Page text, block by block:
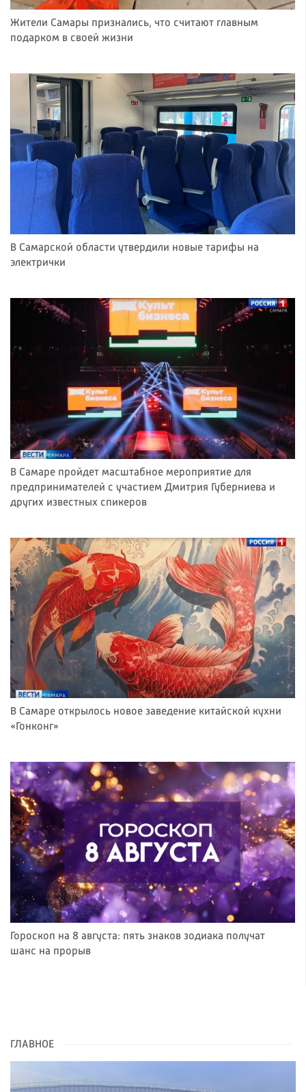
Жители Самары признались, что считают главным
подарком в своей жизни
В Самарской области утвердили новые тарифы на
электрички
В Самаре пройдет масштабное мероприятие для
предпринимателей с участием Дмитрия Губерниева и
других известных спикеров
В Самаре открылось новое заведение китайской кухни
«Гонконг»
Гороскоп на 8 августа: пять знаков зодиака получат
шанс на прорыв
ГЛАВНОЕ